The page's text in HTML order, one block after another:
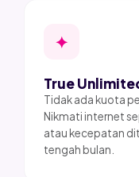
✦
True
Tidak ada kuota
Nikmati internet
atau kecepatan
tengah bulan.